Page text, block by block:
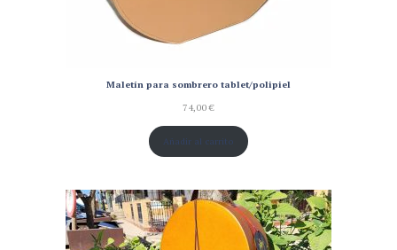
Maletín para sombrero tablet/polipiel
74,00€
Añadir al carrito